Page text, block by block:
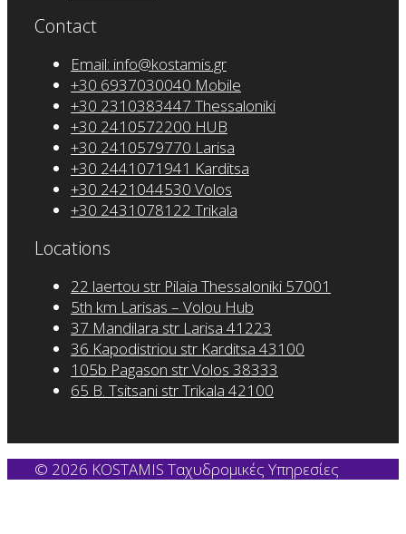
Contact
Email: info@kostamis.gr
+30 6937030040 Mobile
+30 2310383447 Thessaloniki
+30 2410572200 HUB
+30 2410579770 Larisa
+30 2441071941 Karditsa
+30 2421044530 Volos
+30 2431078122 Trikala
Locations
22 laertou str Pilaia Thessaloniki 57001
5th km Larisas – Volou Hub
37 Mandilara str Larisa 41223
36 Kapodistriou str Karditsa 43100
105b Pagason str Volos 38333
65 B. Tsitsani str Trikala 42100
© 2026 KOSTAMIS Ταχυδρομικές Υπηρεσίες